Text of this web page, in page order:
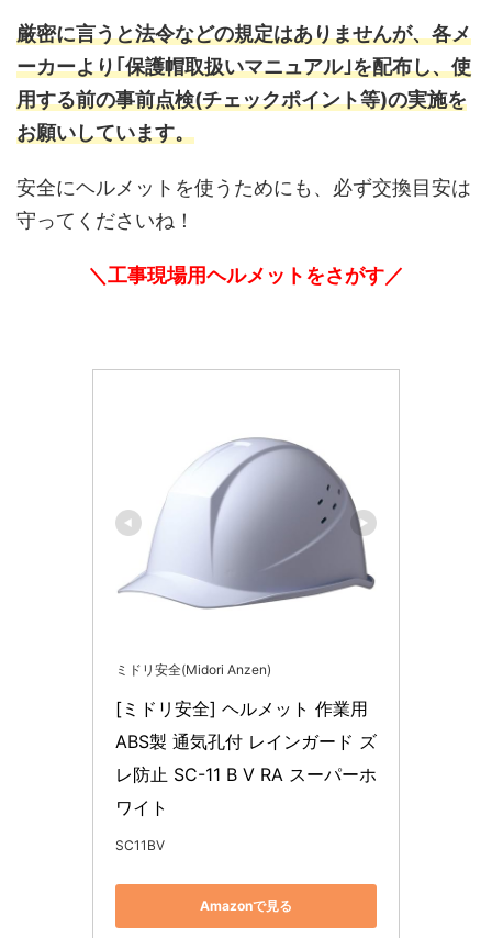
厳密に言うと法令などの規定はありませんが、各メ
ーカーより｢保護帽取扱いマニュアル｣を配布し、使
用する前の事前点検(チェックポイント等)の実施を
お願いしています。
安全にヘルメットを使うためにも、必ず交換目安は
守ってくださいね！
＼工事現場用ヘルメットをさがす／
ミドリ安全(Midori Anzen)
[ミドリ安全] ヘルメット 作業用
ABS製 通気孔付 レインガード ズ
レ防止 SC-11 B V RA スーパーホ
ワイト
SC11BV
Amazonで見る